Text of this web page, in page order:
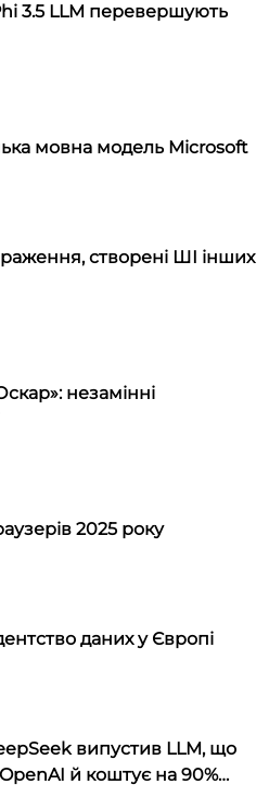
3.5 LLM перевершують
мовна модель Microsoft
створені ШІ інших
незамінні
2025 року
даних у Європі
випустив LLM, що
й коштує на 90%